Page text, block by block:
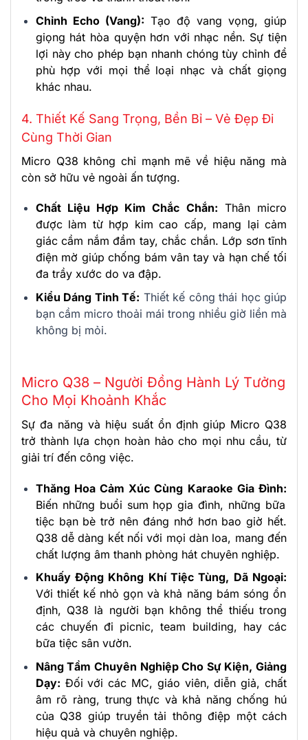
Chỉnh Echo (Vang): Tạo độ vang vọng, giúp
giọng hát hòa quyện hơn với nhạc nền. Sự tiện
lợi này cho phép bạn nhanh chóng tùy chỉnh để
phù hợp với mọi thể loại nhạc và chất giọng
khác nhau.
4. Thiết Kế Sang Trọng, Bền Bỉ – Vẻ Đẹp Đi
Cùng Thời Gian
Micro Q38 không chỉ mạnh mẽ về hiệu năng mà
còn sở hữu vẻ ngoài ấn tượng.
Chất Liệu Hợp Kim Chắc Chắn: Thân micro
được làm từ hợp kim cao cấp, mang lại cảm
giác cầm nắm đầm tay, chắc chắn. Lớp sơn tĩnh
điện mờ giúp chống bám vân tay và hạn chế tối
đa trầy xước do va đập.
Kiểu Dáng Tinh Tế: Thiết kế công thái học giúp
bạn cầm micro thoải mái trong nhiều giờ liền mà
không bị mỏi.
Micro Q38 – Người Đồng Hành Lý Tưởng
Cho Mọi Khoảnh Khắc
Sự đa năng và hiệu suất ổn định giúp Micro Q38
trở thành lựa chọn hoàn hảo cho mọi nhu cầu, từ
giải trí đến công việc.
Thăng Hoa Cảm Xúc Cùng Karaoke Gia Đình:
Biến những buổi sum họp gia đình, những bữa
tiệc bạn bè trở nên đáng nhớ hơn bao giờ hết.
Q38 dễ dàng kết nối với mọi dàn loa, mang đến
chất lượng âm thanh phòng hát chuyên nghiệp.
Khuấy Động Không Khí Tiệc Tùng, Dã Ngoại:
Với thiết kế nhỏ gọn và khả năng bám sóng ổn
định, Q38 là người bạn không thể thiếu trong
các chuyến đi picnic, team building, hay các
bữa tiệc sân vườn.
Nâng Tầm Chuyên Nghiệp Cho Sự Kiện, Giảng
Dạy: Đối với các MC, giáo viên, diễn giả, chất
âm rõ ràng, trung thực và khả năng chống hú
của Q38 giúp truyền tải thông điệp một cách
hiệu quả và chuyên nghiệp.